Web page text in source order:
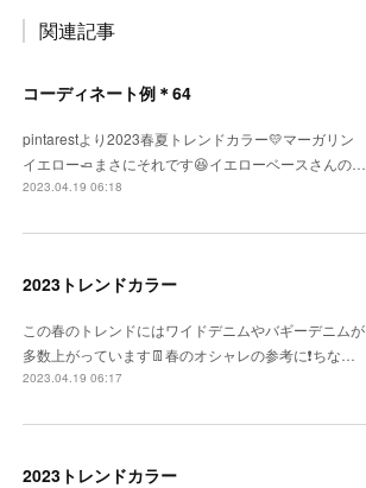
関連記事
コーディネート例＊64
pintarestより2023春夏トレンドカラー💛マーガリン
イエロー🧈まさにそれです😆イエローベースさんの…
2023.04.19 06:18
2023トレンドカラー
この春のトレンドにはワイドデニムやバギーデニムが
多数上がっています👖春のオシャレの参考に❗️ちな…
2023.04.19 06:17
2023トレンドカラー